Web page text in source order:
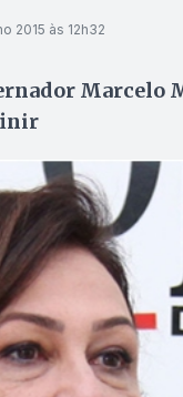
2015 às 12h32
Marcelo